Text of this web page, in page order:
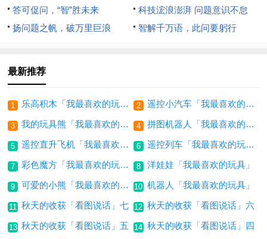
答可促问，“智”胜未来
科技浤浪澎湃 问题意识不怠
扬问题之帆，破万里巨浪
智解千万语，此问要躬行
最新推荐
1 乐高积木「我最喜欢的玩具」 2 遥控小汽车「我最喜欢的玩具」
3 我的玩具熊「我最喜欢的玩具」 4 拼图机器人「我最喜欢的玩具」
5 遥控直升飞机「我最喜欢的玩具」 6 遥控列车「我最喜欢的玩具」
7 彩色魔方「我最喜欢的玩具」 8 洋娃娃「我最喜欢的玩具」
9 可爱的小熊「我最喜欢的玩具」 10 机器人「我最喜欢的玩具」
11 秋天的收获「看图说话」七 12 秋天的收获「看图说话」六
13 秋天的收获「看图说话」五 14 秋天的收获「看图说话」四